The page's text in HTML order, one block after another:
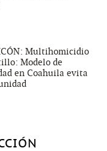
Multihomicidio
Modelo de
en Coahuila evita